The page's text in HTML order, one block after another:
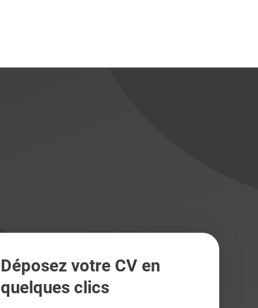
Déposez votre CV en
quelques clics